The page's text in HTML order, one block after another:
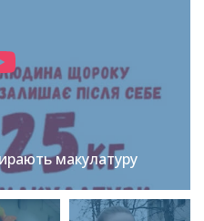
макулатуру